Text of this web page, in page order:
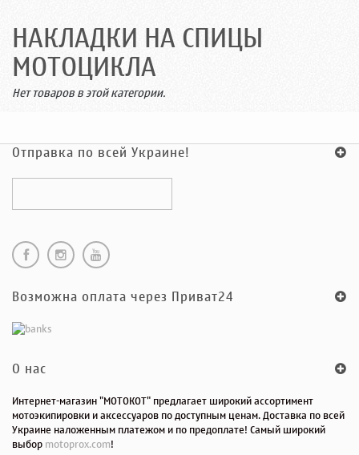
НАКЛАДКИ НА СПИЦЫ
МОТОЦИКЛА
Нет товаров в этой категории.
Отправка по всей Украине!
Возможна оплата через Приват24
O нас
Интернет-магазин "МОТОКОТ" предлагает широкий ассортимент
мотоэкипировки и аксессуаров по доступным ценам. Доставка по всей
Украине наложенным платежом и по предоплате! Самый широкий
выборmotoprox.com!